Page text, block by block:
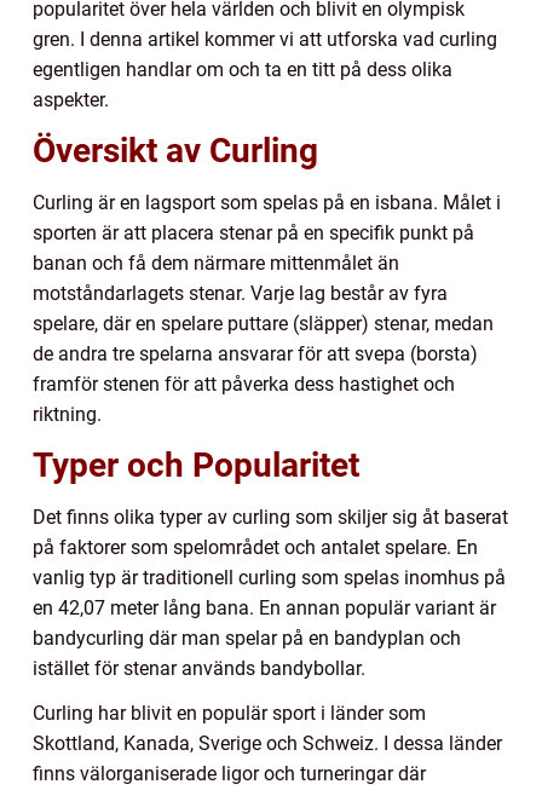
popularitet över hela världen och blivit en olympisk
gren. I denna artikel kommer vi att utforska vad curling
egentligen handlar om och ta en titt på dess olika
aspekter.
Översikt av Curling
Curling är en lagsport som spelas på en isbana. Målet i
sporten är att placera stenar på en specifik punkt på
banan och få dem närmare mittenmålet än
motståndarlagets stenar. Varje lag består av fyra
spelare, där en spelare puttare (släpper) stenar, medan
de andra tre spelarna ansvarar för att svepa (borsta)
framför stenen för att påverka dess hastighet och
riktning.
Typer och Popularitet
Det finns olika typer av curling som skiljer sig åt baserat
på faktorer som spelområdet och antalet spelare. En
vanlig typ är traditionell curling som spelas inomhus på
en 42,07 meter lång bana. En annan populär variant är
bandycurling där man spelar på en bandyplan och
istället för stenar används bandybollar.
Curling har blivit en populär sport i länder som
Skottland, Kanada, Sverige och Schweiz. I dessa länder
finns välorganiserade ligor och turneringar där